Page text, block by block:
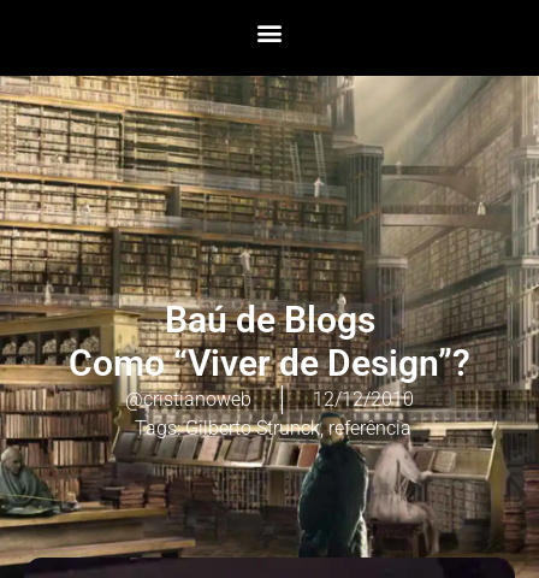
Baú de Blogs
Como “Viver de Design”?
@cristianoweb
12/12/2010
Tags:Gilberto Strunck,referência